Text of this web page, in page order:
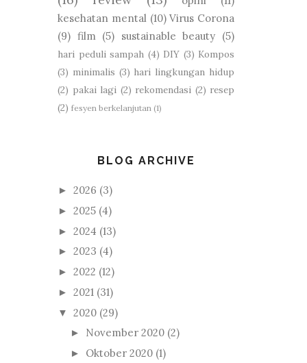
kesehatan mental (10) Virus Corona
(9) film (5) sustainable beauty (5)
hari peduli sampah (4) DIY (3) Kompos
(3) minimalis (3) hari lingkungan hidup
(2) pakai lagi (2) rekomendasi (2) resep
(2) fesyen berkelanjutan (1)
BLOG ARCHIVE
► 2026 (3)
► 2025 (4)
► 2024 (13)
► 2023 (4)
► 2022 (12)
► 2021 (31)
▼ 2020 (29)
► November 2020 (2)
► Oktober 2020 (1)